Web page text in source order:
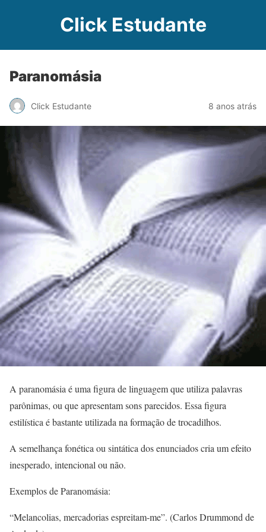
Click Estudante
Paranomásia
Click Estudante 8 anos atrás
A paranomásia é uma figura de linguagem que utiliza palavras
parônimas, ou que apresentam sons parecidos. Essa figura
estilística é bastante utilizada na formação de trocadilhos.
A semelhança fonética ou sintática dos enunciados cria um efeito
inesperado, intencional ou não.
Exemplos de Paranomásia:
“Melancolias, mercadorias espreitam-me”. (Carlos Drummond de